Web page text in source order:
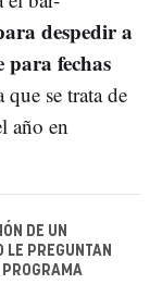
despedir a
para fechas
que se trata de
año en
DE UN
LE PREGUNTAN
PROGRAMA